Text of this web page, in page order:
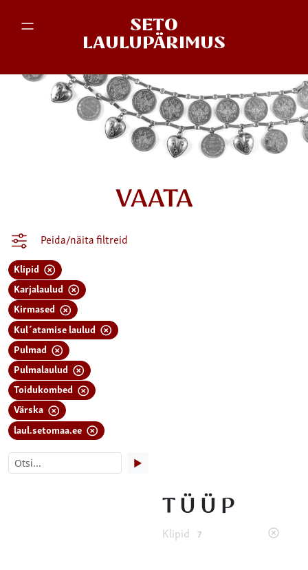
SETO
LAULUPÄRIMUS
VAATA
Peida/näita filtreid
Klipid
Karjalaulud
Kirmased
Kul´atamise laulud
Pulmad
Pulmalaulud
Toidukombed
Värska
laul.setomaa.ee
▶
TÜÜP
Klipid 7